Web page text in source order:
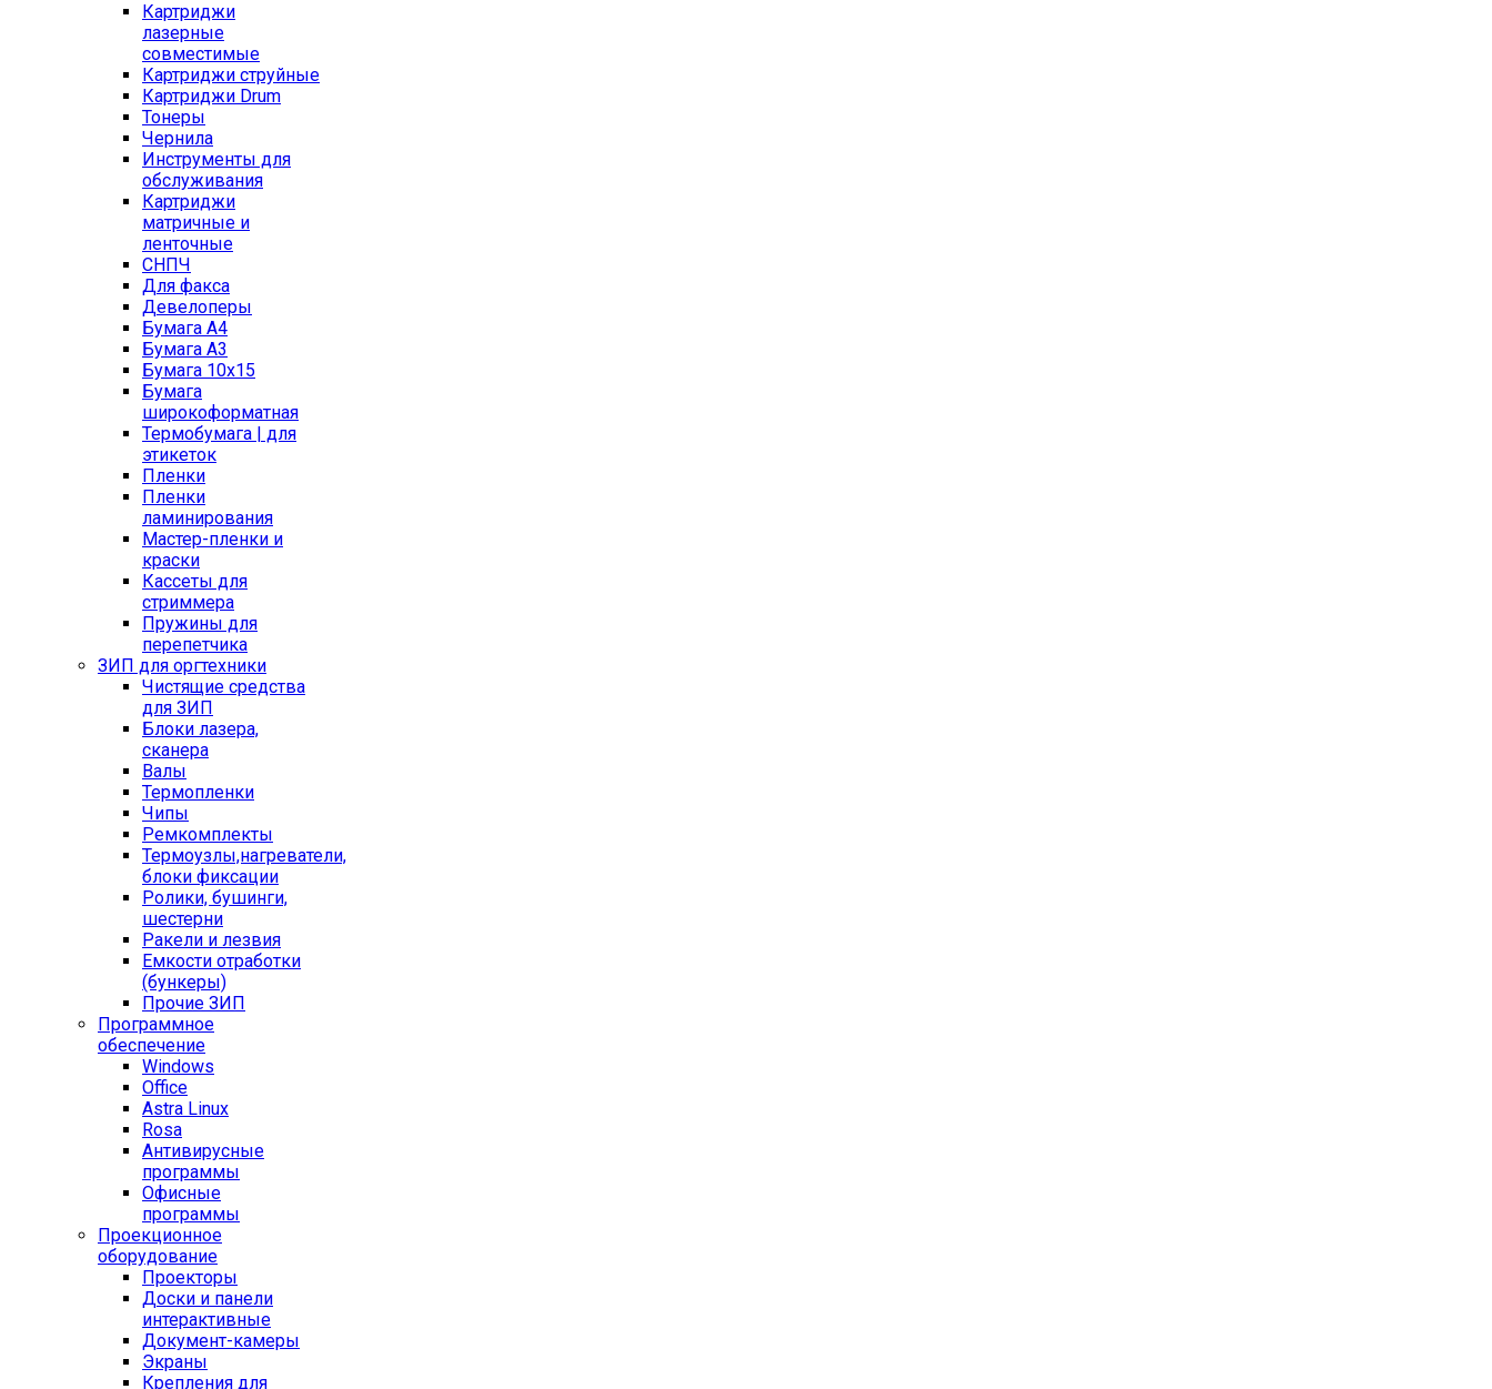
Картриджи
лазерные
совместимые
Картриджи струйные
Картриджи Drum
Тонеры
Чернила
Инструменты для
обслуживания
Картриджи
матричные и
ленточные
СНПЧ
Для факса
Девелоперы
Бумага A4
Бумага A3
Бумага 10x15
Бумага
широкоформатная
Термобумага | для
этикеток
Пленки
Пленки
ламинирования
Мастер-пленки и
краски
Кассеты для
стриммера
Пружины для
перепетчика
ЗИП для оргтехники
Чистящие средства
для ЗИП
Блоки лазера,
сканера
Валы
Термопленки
Чипы
Ремкомплекты
Термоузлы,нагреватели,
блоки фиксации
Ролики, бушинги,
шестерни
Ракели и лезвия
Емкости отработки
(бункеры)
Прочие ЗИП
Программное
обеспечение
Windows
Office
Astra Linux
Rosa
Антивирусные
программы
Офисные
программы
Проекционное
оборудование
Проекторы
Доски и панели
интерактивные
Документ-камеры
Экраны
Крепления для